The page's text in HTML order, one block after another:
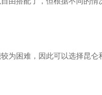
为困难，因此可以选择昆